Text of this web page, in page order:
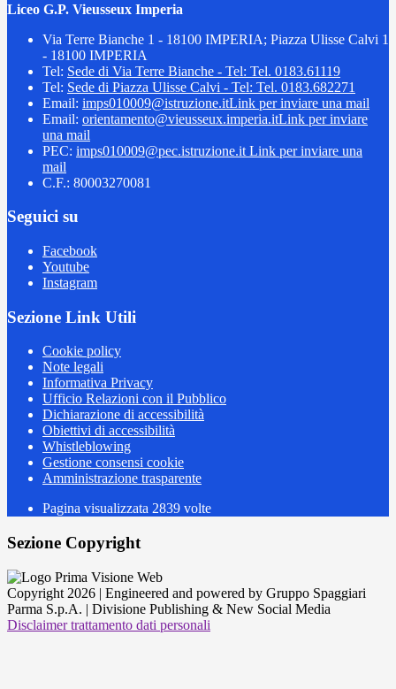
Liceo G.P. Vieusseux Imperia
Via Terre Bianche 1 - 18100 IMPERIA; Piazza Ulisse Calvi 1
- 18100 IMPERIA
Tel: Sede di Via Terre Bianche - Tel: Tel. 0183.61119
Tel: Sede di Piazza Ulisse Calvi - Tel: Tel. 0183.682271
Email: imps010009@istruzione.itLink per inviare una mail
Email: orientamento@vieusseux.imperia.itLink per inviare
una mail
PEC: imps010009@pec.istruzione.it Link per inviare una
mail
C.F.: 80003270081
Seguici su
Facebook
Youtube
Instagram
Sezione Link Utili
Cookie policy
Note legali
Informativa Privacy
Ufficio Relazioni con il Pubblico
Dichiarazione di accessibilità
Obiettivi di accessibilità
Whistleblowing
Gestione consensi cookie
Amministrazione trasparente
Pagina visualizzata 2839 volte
Sezione Copyright
Copyright 2026 | Engineered and powered by Gruppo Spaggiari
Parma S.p.A. | Divisione Publishing & New Social Media
Disclaimer trattamento dati personali